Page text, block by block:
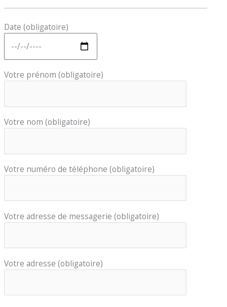
Date (obligatoire)
Votre prénom (obligatoire)
Votre nom (obligatoire)
Votre numéro de téléphone (obligatoire)
Votre adresse de messagerie (obligatoire)
Votre adresse (obligatoire)